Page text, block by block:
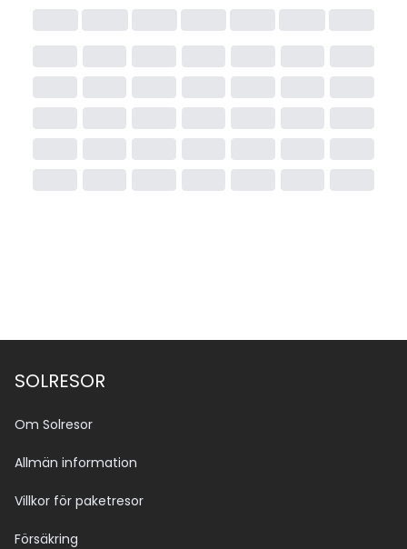
SOLRESOR
Om Solresor
Allmän information
Villkor för paketresor
Försäkring